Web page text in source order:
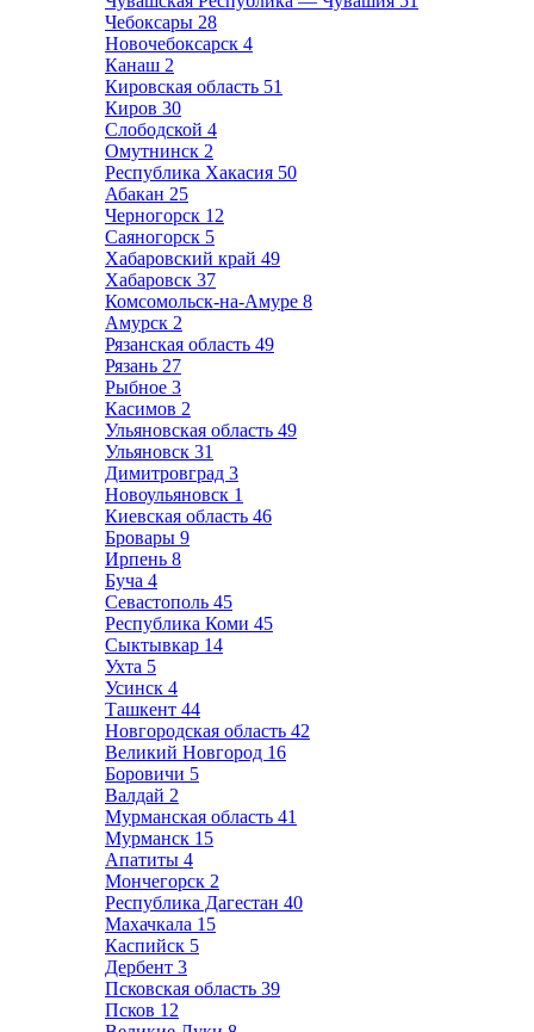
Чебоксары 28
Новочебоксарск 4
Канаш 2
Кировская область 51
Киров 30
Слободской 4
Омутнинск 2
Республика Хакасия 50
Абакан 25
Черногорск 12
Саяногорск 5
Хабаровский край 49
Хабаровск 37
Комсомольск-на-Амуре 8
Амурск 2
Рязанская область 49
Рязань 27
Рыбное 3
Касимов 2
Ульяновская область 49
Ульяновск 31
Димитровград 3
Новоульяновск 1
Киевская область 46
Бровары 9
Ирпень 8
Буча 4
Севастополь 45
Республика Коми 45
Сыктывкар 14
Ухта 5
Усинск 4
Ташкент 44
Новгородская область 42
Великий Новгород 16
Боровичи 5
Валдай 2
Мурманская область 41
Мурманск 15
Апатиты 4
Мончегорск 2
Республика Дагестан 40
Махачкала 15
Каспийск 5
Дербент 3
Псковская область 39
Псков 12